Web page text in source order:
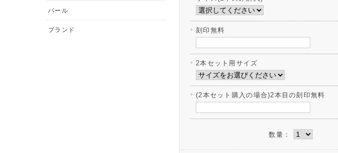
刻印無料
2本セット用サイズ
(2本セット購入の場合)2本目の刻印無料
数量：
パール
ブランド